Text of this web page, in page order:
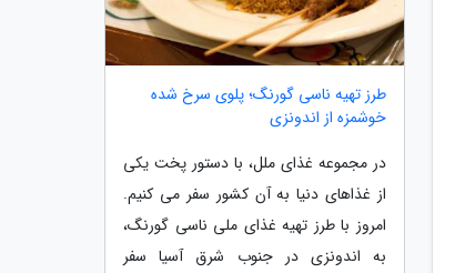
طرز تهیه ناسی گورنگ؛ پلوی سرخ شده
خوشمزه از اندونزی
در مجموعه غذای ملل، با دستور پخت یکی
از غذاهای دنیا به آن کشور سفر می کنیم.
امروز با طرز تهیه غذای ملی ناسی گورنگ،
به اندونزی در جنوب شرق آسیا سفر